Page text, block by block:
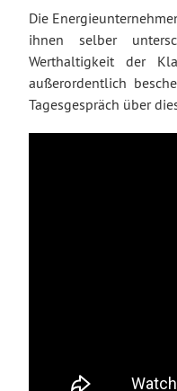
Die
ihnen selber
Werthaltigkeit der
außerordentlich
Tagesgespräch über